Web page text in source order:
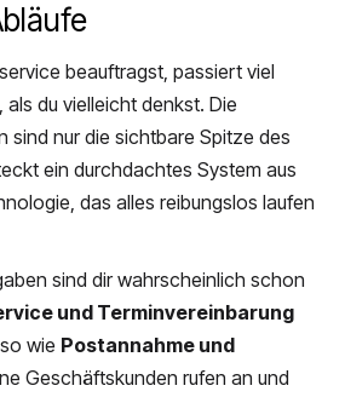
beauftragst, passiert viel
als du vielleicht denkst. Die
sind nur die sichtbare Spitze des
ein durchdachtes System aus
das alles reibungslos laufen
sind dir wahrscheinlich schon
und Terminvereinbarung
wie Postannahme und
Geschäftskunden rufen an und